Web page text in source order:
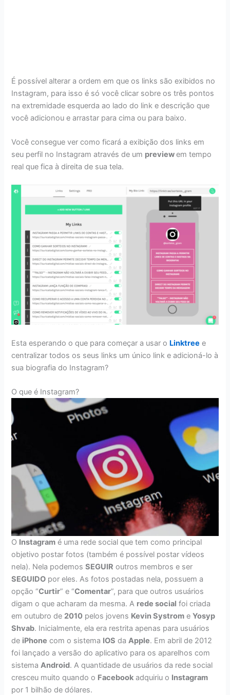
É possível alterar a ordem em que os links são exibidos no
Instagram, para isso é só você clicar sobre os três pontos
na extremidade esquerda ao lado do link e descrição que
você adicionou e arrastar para cima ou para baixo.
Você consegue ver como ficará a exibição dos links em
seu perfil no Instagram através de um previewem tempo
real que fica à direita de sua tela.
Esta esperando o que para começar a usar o Linktree e
centralizar todos os seus links um único link e adicioná-lo à
sua biografia do Instagram?
O que é Instagram?
O Instagram é uma rede social que tem como principal
objetivo postar fotos (também é possível postar vídeos
nela). Nela podemosSEGUIR outros membros e ser
SEGUIDO por eles. As fotos postadas nela, possuem a
opção “Curtir” e “Comentar”, para que outros usuários
digam o que acharam da mesma. A rede social foi criada
em outubro de 2010 pelos jovens Kevin Systrom eYosyp
Shvab. Inicialmente, ela era restrita apenas para usuários
de iPhone com o sistema IOS daApple. Em abril de 2012
foi lançado a versão do aplicativo para os aparelhos com
sistemaAndroid. A quantidade de usuários da rede social
cresceu muito quando o Facebook adquiriu o Instagram
por 1 bilhão de dólares.